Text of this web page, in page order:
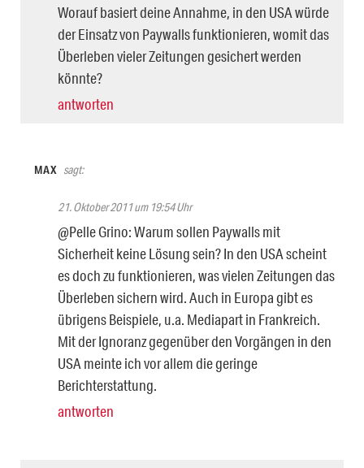
Worauf basiert deine Annahme, in den USA würde
der Einsatz von Paywalls funktionieren, womit das
Überleben vieler Zeitungen gesichert werden
könnte?
antworten
MAX sagt:
21. Oktober 2011 um 19:54 Uhr
@Pelle Grino: Warum sollen Paywalls mit
Sicherheit keine Lösung sein? In den USA scheint
es doch zu funktionieren, was vielen Zeitungen das
Überleben sichern wird. Auch in Europa gibt es
übrigens Beispiele, u.a. Mediapart in Frankreich.
Mit der Ignoranz gegenüber den Vorgängen in den
USA meinte ich vor allem die geringe
Berichterstattung.
antworten